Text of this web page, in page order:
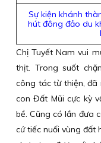
Sự kiện khánh
hút đông đảo du
Chị Tuyết Nam vui
thịt. Trong suốt
công tác từ thiện, đã
con Đất Mũi cực kỳ
bề. Cũng có lần đưa
cứ tiếc nuối vùng đất